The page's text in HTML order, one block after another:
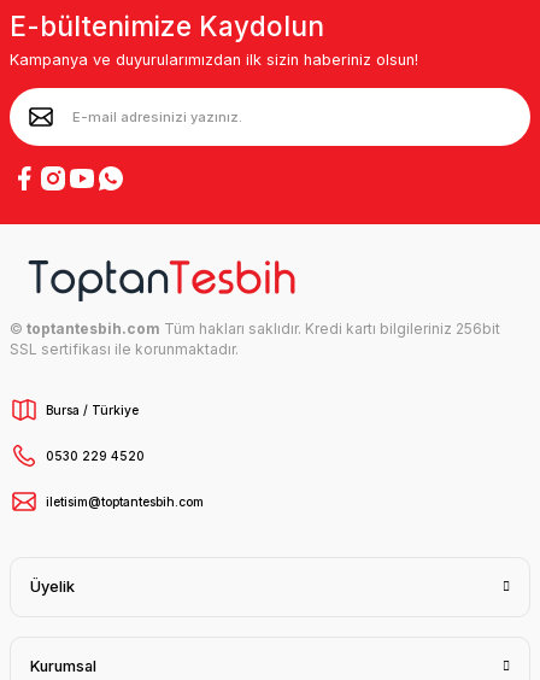
E-bültenimize Kaydolun
Kampanya ve duyurularımızdan ilk sizin haberiniz olsun!
© toptantesbih.com Tüm hakları saklıdır. Kredi kartı bilgileriniz 256bit
SSL sertifikası ile korunmaktadır.
Bursa / Türkiye
0530 229 4520
iletisim@toptantesbih.com
Üyelik
Kurumsal